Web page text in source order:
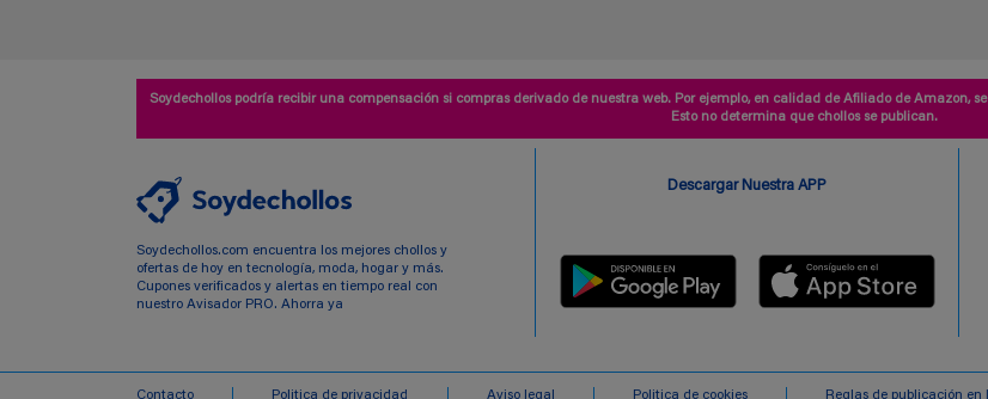
Soydechollos podría recibir una compensación si compras derivado de nuestra web. Por ejemplo, en calidad de Afiliado de Amazon,
Esto no determina que chollos se publican.
Soydechollos.com encuentra los mejores chollos y
ofertas de hoy en tecnología, moda, hogar y más.
Cupones verificados y alertas en tiempo real con
nuestro Avisador PRO. Ahorra ya
Descargar Nuestra APP
Contacto Politica de privacidad Aviso legal Politica de cookies Reglas de publicación en